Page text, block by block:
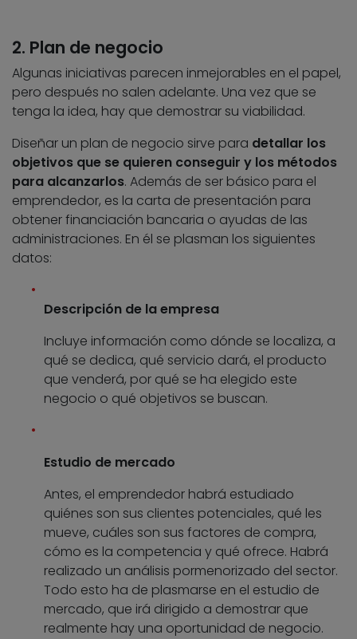
2. Plan de negocio
Algunas iniciativas parecen inmejorables en el papel,
pero después no salen adelante. Una vez que se
tenga la idea, hay que demostrar su viabilidad.
Diseñar un plan de negocio sirve para detallar los
objetivos que se quieren conseguir y los métodos
para alcanzarlos. Además de ser básico para el
emprendedor, es la carta de presentación para
obtener financiación bancaria o ayudas de las
administraciones. En él se plasman los siguientes
datos:
Descripción de la empresa
Incluye información como dónde se localiza, a
qué se dedica, qué servicio dará, el producto
que venderá, por qué se ha elegido este
negocio o qué objetivos se buscan.
Estudio de mercado
Antes, el emprendedor habrá estudiado
quiénes son sus clientes potenciales, qué les
mueve, cuáles son sus factores de compra,
cómo es la competencia y qué ofrece. Habrá
realizado un análisis pormenorizado del sector.
Todo esto ha de plasmarse en el estudio de
mercado, que irá dirigido a demostrar que
realmente hay una oportunidad de negocio.